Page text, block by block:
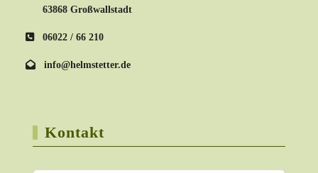
63868 Großwallstadt
06022 / 66 210
info@helmstetter.de
Kontakt